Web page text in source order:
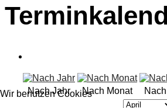
Nach Jahr Nach Monat
Wir benutzen Cookies